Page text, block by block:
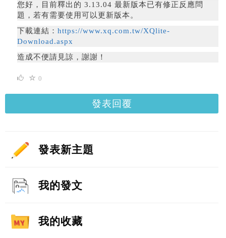
您好，
目前釋出的 3.13.04 最新版本已有修正反應問
題，若有需要使用可以更新版本。
下載連結： https://www.xq.com.tw/XQlite-
Download.aspx
造成不便請見諒，謝謝！
0
發表回覆
發表新主題
我的發文
我的收藏